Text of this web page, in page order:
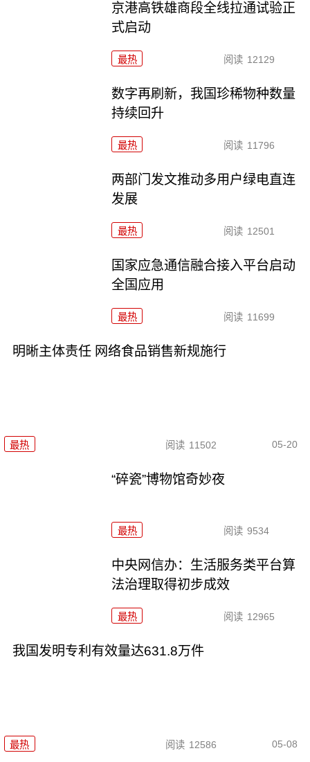
京港高铁雄商段全线拉通试验正
式启动
最热 阅读 12129
数字再刷新，我国珍稀物种数量
持续回升
最热 阅读 11796
两部门发文推动多用户绿电直连
发展
最热 阅读 12501
国家应急通信融合接入平台启动
全国应用
最热 阅读 11699
明晰主体责任 网络食品销售新规施行
最热 阅读 11502 05-20
“碎瓷”博物馆奇妙夜
最热 阅读 9534
中央网信办：生活服务类平台算
法治理取得初步成效
最热 阅读 12965
我国发明专利有效量达631.8万件
最热 阅读 12586 05-08